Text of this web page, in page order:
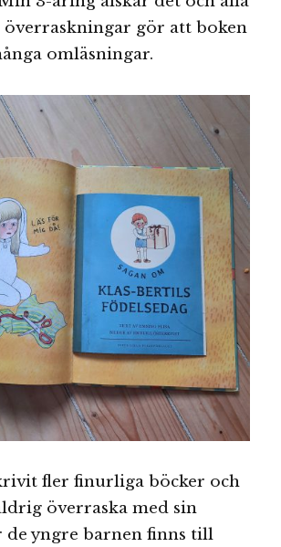
överraskningar gör att boken
omläsningar.
fler finurliga böcker och
överraska med sin
de yngre barnen finns till